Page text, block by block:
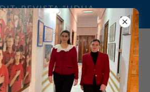
REVISTA "UDHA
2026
0692076068